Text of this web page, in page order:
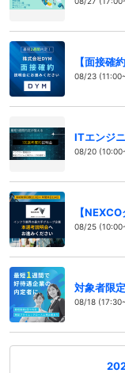
【面接確
08/23
ITエンジ
08/20
【
08/25
対象者限
08/18